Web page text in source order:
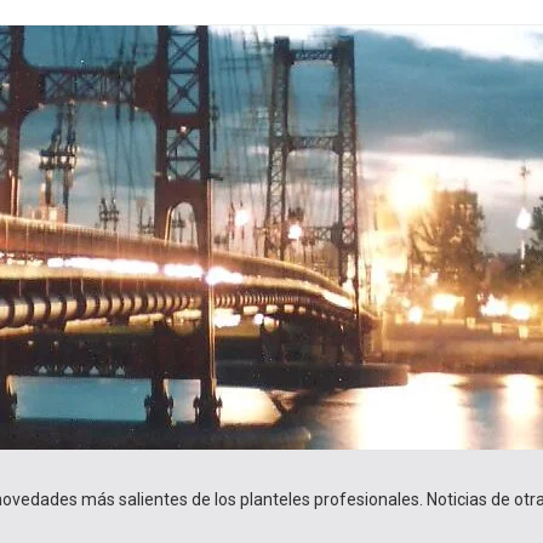
más salientes de los planteles profesionales. Noticias de